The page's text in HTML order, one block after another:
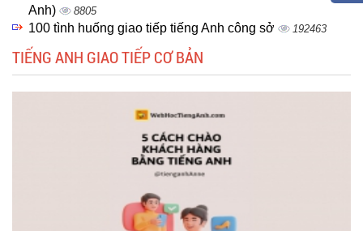
Anh)
8805
100 tình huống giao tiếp tiếng Anh công sở 192463
TIẾNG ANH GIAO TIẾP CƠ BẢN